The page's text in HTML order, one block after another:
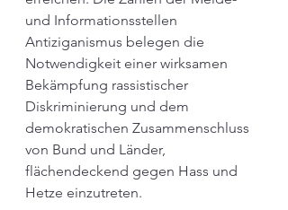
und Informationsstellen
Antiziganismus belegen die
Notwendigkeit einer wirksamen
Bekämpfung rassistischer
Diskriminierung und dem
demokratischen Zusammenschluss
von Bund und Länder,
flächendeckend gegen Hass und
Hetze einzutreten.